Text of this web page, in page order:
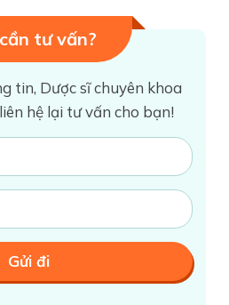
tư vấn?
tin, Dược sĩ chuyên khoa
hệ lại tư vấn cho bạn!